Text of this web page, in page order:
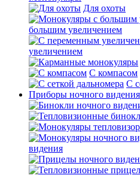
Для охоты
большим увеличением
увеличением
С компасом
С
Приборы ночного видения
видения